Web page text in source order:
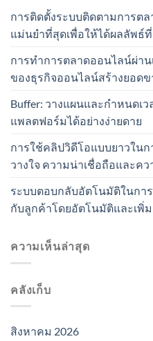
การติดตั้งระบบติดตามการต
แม่นยำที่สุดเพื่อให้ได้ผลลัพธ์
การทำการตลาดออนไลน์ผ่า
ของธุรกิจออนไลน์สร้างยอด
Buffer: วางแผนและกำหนดเ
แพลตฟอร์มได้อย่างง่ายดาย
การใช้คลิปวิดีโอแบบยาวใน
วางใจ ความน่าเชื่อถือและ
ระบบตอบกลับอัตโนมัติในกา
กับลูกค้าโดยอัตโนมัติและเพิ่
ความเห็นล่าสุด
คลังเก็บ
สิงหาคม 2026